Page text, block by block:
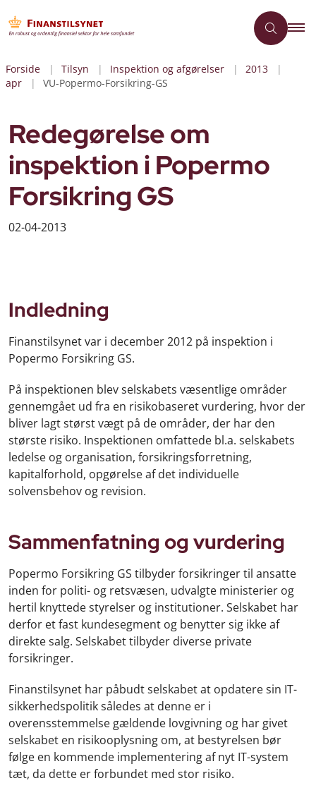
Forside Tilsyn Inspektion og afgørelser
2013
apr
VU-Popermo-Forsikring-GS
Redegørelse om
inspektion i Popermo
Forsikring GS
02-04-2013
Indledning
Finanstilsynet var i december 2012 på inspektion i
Popermo Forsikring GS.
På inspektionen blev selskabets væsentlige områder
gennemgået ud fra en risikobaseret vurdering, hvor der
bliver lagt størst vægt på de områder, der har den
største risiko. Inspektionen omfattede bl.a. selskabets
ledelse og organisation, forsikringsforretning,
kapitalforhold, opgørelse af det individuelle
solvensbehov og revision.
Sammenfatning og vurdering
Popermo Forsikring GS tilbyder forsikringer til ansatte
inden for politi- og retsvæsen, udvalgte ministerier og
hertil knyttede styrelser og institutioner. Selskabet har
derfor et fast kundesegment og benytter sig ikke af
direkte salg. Selskabet tilbyder diverse private
forsikringer.
Finanstilsynet har påbudt selskabet at opdatere sin IT-
sikkerhedspolitik således at denne er i
overensstemmelse gældende lovgivning og har givet
selskabet en risikooplysning om, at bestyrelsen bør
følge en kommende implementering af nyt IT-system
tæt, da dette er forbundet med stor risiko.